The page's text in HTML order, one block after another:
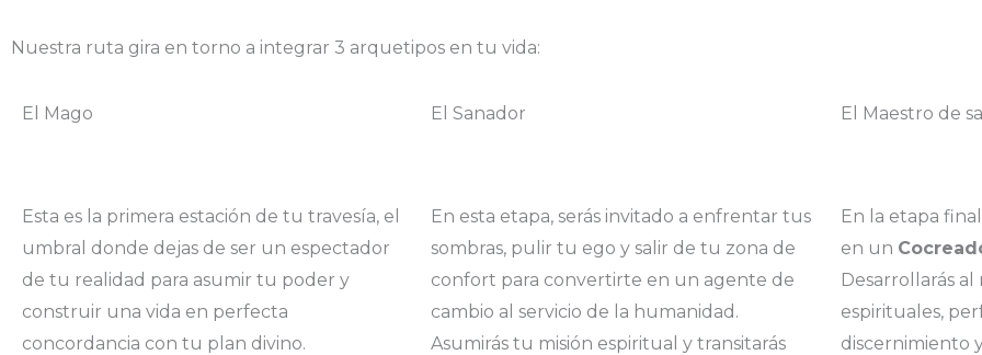
Nuestra ruta gira en torno a integrar 3 arquetipos en tu vida:
El Mago
Esta es la primera estación de tu travesía, el
umbral donde dejas de ser un espectador
de tu realidad para asumir tu poder y
construir una vida en perfecta
concordancia con tu plan divino.
El Sanador
En esta etapa, serás invitado a enfrentar tus
sombras, pulir tu ego y salir de tu zona de
confort para convertirte en un agente de
cambio al servicio de la humanidad.
Asumirás tu misión espiritual y transitarás
El Maestro de
En la etapa
en un
Desarrollarás
espirituales,
discernimiento